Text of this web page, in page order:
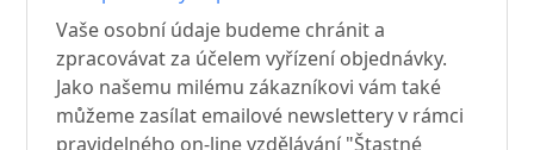
Vaše osobní údaje budeme chránit a
zpracovávat za účelem vyřízení objednávky.
Jako našemu milému zákazníkovi vám také
můžeme zasílat emailové newslettery v rámci
pravidelného on-line vzdělávání "Štastné